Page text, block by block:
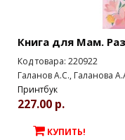
Книга для Мам.
Код товара: 220922
Галанов А.С., Галанова
Принтбук
227.00 р.
КУПИТЬ!